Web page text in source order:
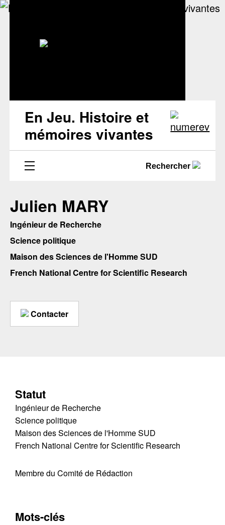
En Jeu. Histoire et
mémoires vivantes
Rechercher
Julien MARY
Ingénieur de Recherche
Science politique
Maison des Sciences de l'Homme SUD
French National Centre for Scientific Research
Contacter
Statut
Ingénieur de Recherche
Science politique
Maison des Sciences de l'Homme SUD
French National Centre for Scientific Research
Membre du Comité de Rédaction
Mots-clés